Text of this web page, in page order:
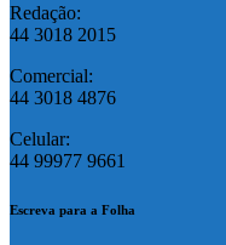
Redação:
44 3018 2015
Comercial:
44 3018 4876
Celular:
44 99977 9661
Escreva para a Folha